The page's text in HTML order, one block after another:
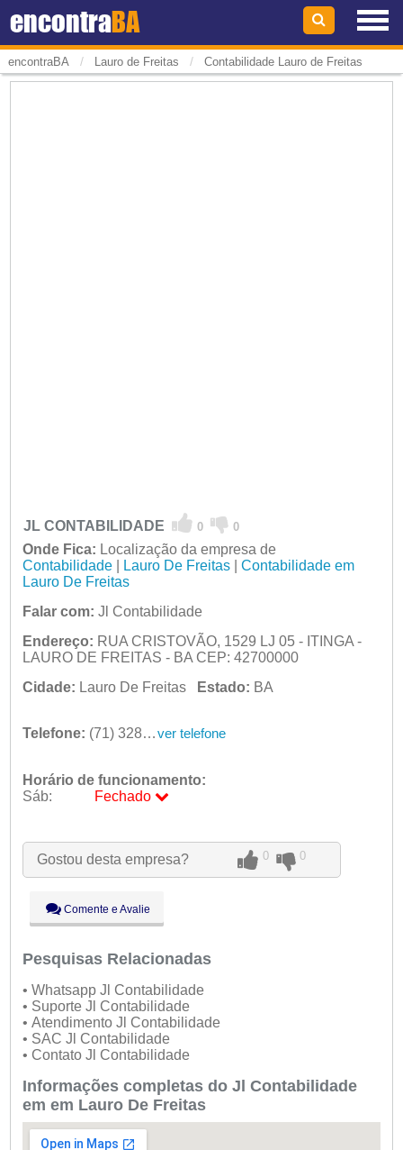
encontraBA
encontraBA / Lauro de Freitas / Contabilidade Lauro de Freitas
JL CONTABILIDADE 0 0
Onde Fica: Localização da empresa de
Contabilidade| Lauro De Freitas| Contabilidade em
Lauro De Freitas
Falar com: Jl Contabilidade
Endereço: RUA CRISTOVÃO, 1529 LJ 05 - ITINGA -
LAURO DE FREITAS - BA CEP: 42700000
Cidade: Lauro De Freitas Estado: BA
Telefone: (71) 3288-1048 ver telefone
Horário de funcionamento:
Sáb:
Fechado
Qua:
09:00 - 18:00
Qui:
09:00 - 18:00
Sáb:
Dom:
Fechado
Gostou desta empresa? 0 0
Comente e Avalie
Pesquisas Relacionadas
• Whatsapp Jl Contabilidade
• Suporte Jl Contabilidade
• Atendimento Jl Contabilidade
• SAC Jl Contabilidade
• Contato Jl Contabilidade
Informações completas do Jl Contabilidade
em em Lauro De Freitas